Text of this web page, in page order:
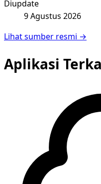
Diupdate
9 Agustus 2026
Lihat sumber resmi →
Aplikasi